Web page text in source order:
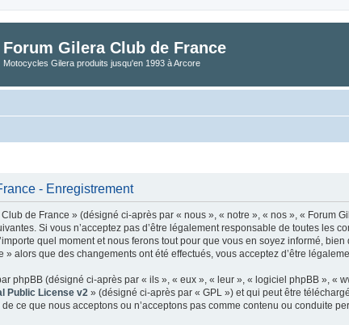
Forum Gilera Club de France
Motocycles Gilera produits jusqu'en 1993 à Arcore
- Enregistrement
de France » (désigné ci-après par « nous », « notre », « nos », « Forum
Si vous n’acceptez pas d’être légalement responsable de toutes les
quel moment et nous ferons tout pour que vous en soyez informé,
» alors que des changements ont été effectués, vous acceptez d’être
phpBB (désigné ci-après par « ils », « eux », « leur », « logiciel phpBB »,
Public License v2 » (désigné ci-après par « GPL ») et qui peut être
de ce que nous acceptons ou n’acceptons pas comme contenu ou conduite